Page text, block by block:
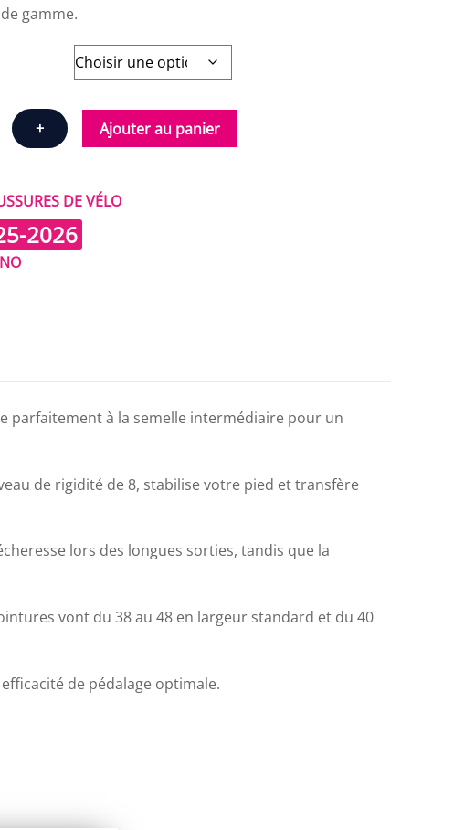
gamme.
+ Ajouter au panier
DE VÉLO
2026
parfaitement à la semelle intermédiaire pour un
de rigidité de 8, stabilise votre pied et transfère
lors des longues sorties, tandis que la
vont du 38 au 48 en largeur standard et du 40
de pédalage optimale.